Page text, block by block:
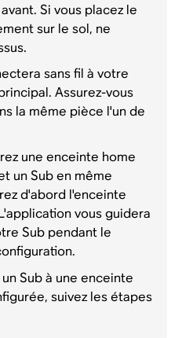
Si vous placez le
sur le sol, ne
sans fil à votre
Assurez-vous
la même pièce l'un de
une enceinte home
un Sub en même
d'abord l'enceinte
vous guidera
Sub pendant le
Sub à une enceinte
suivez les étapes